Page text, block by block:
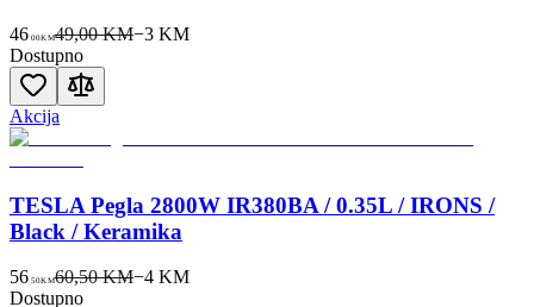
46 00KM49,00 KM−3KM
Dostupno
Akcija
TESLA Pegla 2800W IR380BA / 0.35L / IRONS /
Black / Keramika
56 50KM60,50 KM−4KM
Dostupno